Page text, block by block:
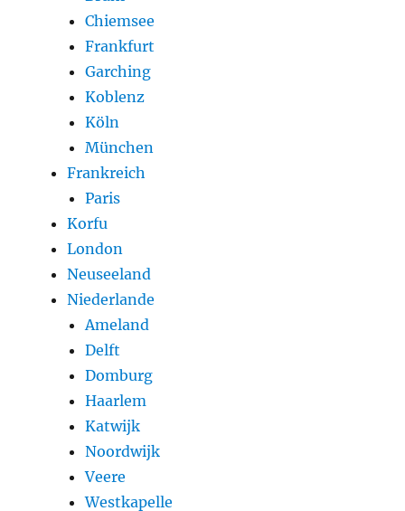
Chiemsee
Frankfurt
Garching
Koblenz
Köln
München
Frankreich
Paris
Korfu
London
Neuseeland
Niederlande
Ameland
Delft
Domburg
Haarlem
Katwijk
Noordwijk
Veere
Westkapelle